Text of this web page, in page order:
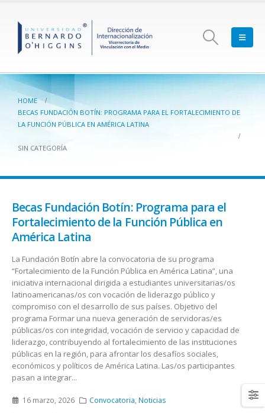
HOME
BECAS FUNDACIÓN BOTÍN: PROGRAMA PARA EL FORTALECIMIENTO DE
LA FUNCIÓN PÚBLICA EN AMÉRICA LATINA
SIN CATEGORÍA
Becas Fundación Botín: Programa para el
Fortalecimiento de la Función Pública en
América Latina
La Fundación Botín abre la convocatoria de su programa
“Fortalecimiento de la Función Pública en América Latina”, una
iniciativa internacional dirigida a estudiantes universitarias/os
latinoamericanas/os con vocación de liderazgo público y
compromiso con el desarrollo de sus países. Objetivo del
programa Formar una nueva generación de servidoras/es
públicas/os con integridad, vocación de servicio y capacidad de
liderazgo, contribuyendo al fortalecimiento de las instituciones
públicas en la región, para afrontar los desafíos sociales,
económicos y políticos de América Latina. Las/os participantes
pasan a integrar...
16 marzo, 2026 Convocatoria, Noticias